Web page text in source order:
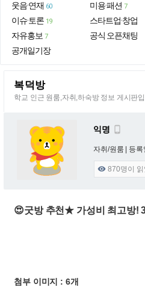
웃음·연재 60
이슈·토론 19
자유홍보 7
공개일기장
미용·패션 7
스타트업·창업
공식 오픈채팅
복덕방
학교 인근 원룸,자취,하숙방 정보 게시판
익명 
자취/원룸 | 등록
 870명이
😍굿방 추천★ 가성비 최고방!
첨부 이미지 : 6개